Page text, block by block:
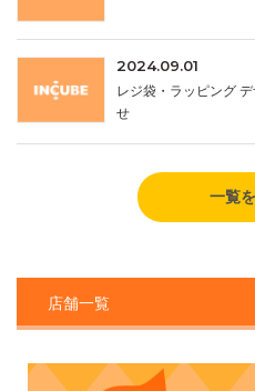
2024.09.01
レジ袋・ラッピング
せ
一覧
店舗一覧